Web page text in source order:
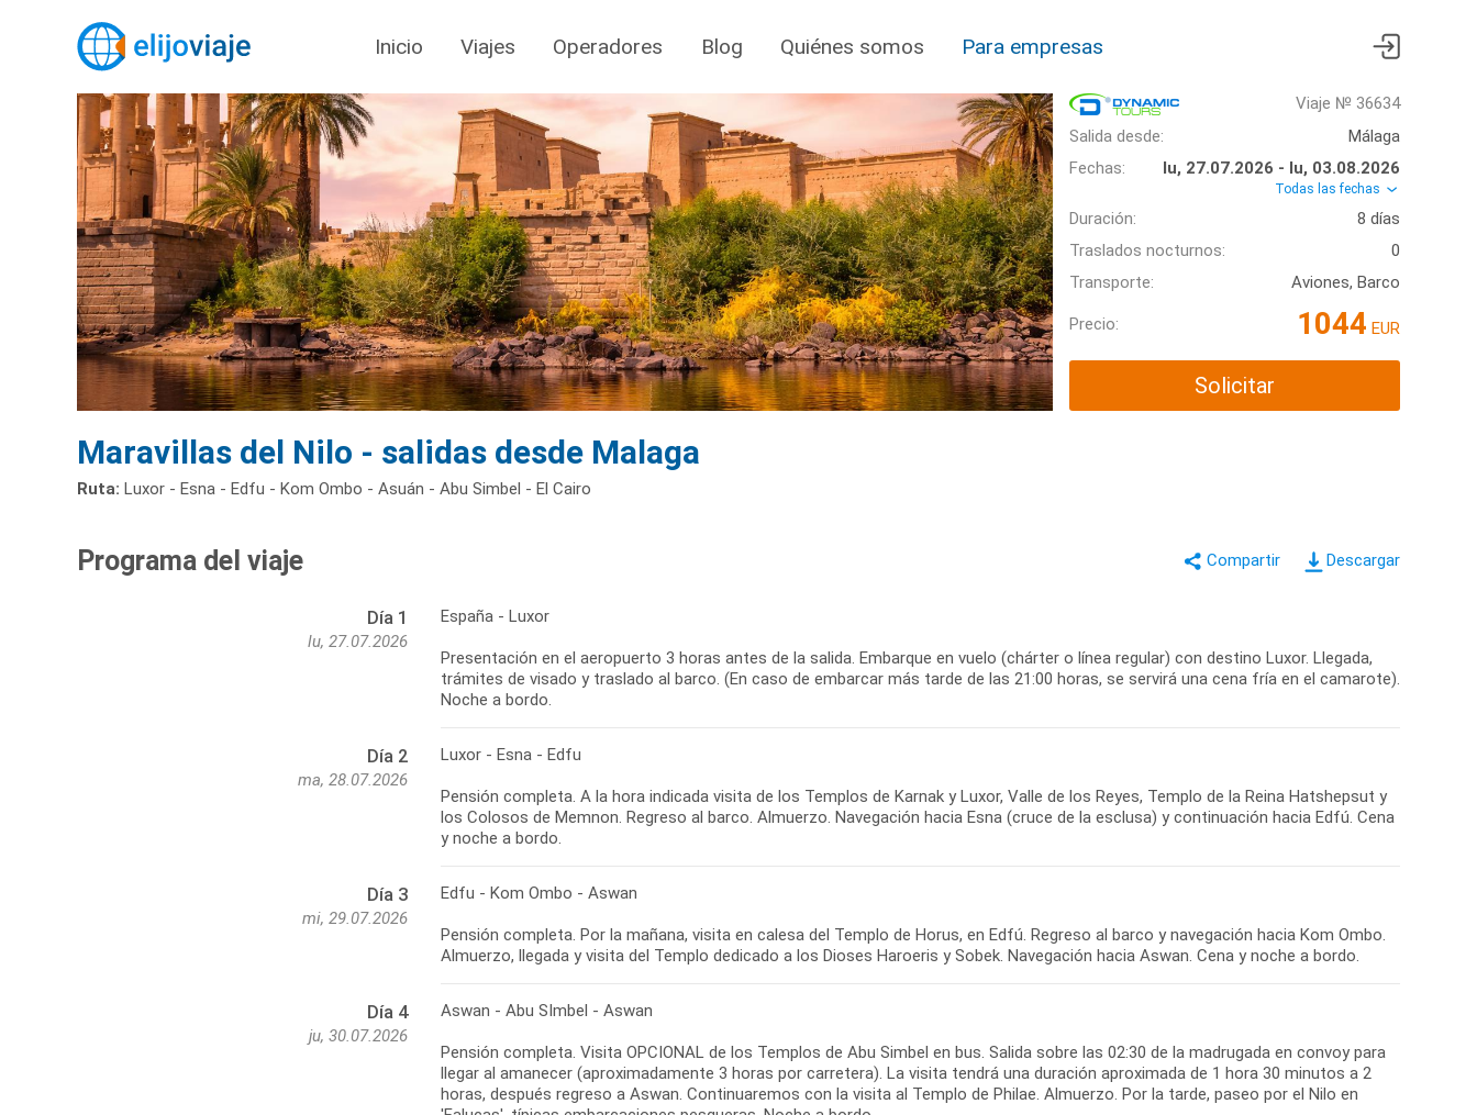
Inicio Viajes Operadores Blog Quiénes somos Para empresas
Viaje № 36634
Salida desde:
Málaga
Fechas:
lu, 27.07.2026 - lu, 03.08.2026
Todas las fechas
Duración:
8 días
Traslados nocturnos:
0
Transporte:
Aviones, Barco
Precio: 1044 EUR
Solicitar
Maravillas del Nilo - salidas desde Malaga
Ruta: Luxor - Esna - Edfu - Kom Ombo - Asuán - Abu Simbel - El Cairo
Descargar
Programa del viaje
Día 1
lu, 27.07.2026
España - Luxor
Presentación en el aeropuerto 3 horas antes de la salida. Embarque en vuelo (chárter o línea regular) con destino Luxor. Llegada,
trámites de visado y traslado al barco. (En caso de embarcar más tarde de las 21:00 horas, se servirá una cena fría en el camarote).
Noche a bordo.
Día 2
ma, 28.07.2026
Luxor - Esna - Edfu
Pensión completa. A la hora indicada visita de los Templos de Karnak y Luxor, Valle de los Reyes, Templo de la Reina Hatshepsut y
los Colosos de Memnon. Regreso al barco. Almuerzo. Navegación hacia Esna (cruce de la esclusa) y continuación hacia Edfú. Cena
y noche a bordo.
Día 3
mi, 29.07.2026
Edfu - Kom Ombo - Aswan
Pensión completa. Por la mañana, visita en calesa del Templo de Horus, en Edfú. Regreso al barco y navegación hacia Kom Ombo.
Almuerzo, llegada y visita del Templo dedicado a los Dioses Haroeris y Sobek. Navegación hacia Aswan. Cena y noche a bordo.
Día 4
ju, 30.07.2026
Aswan - Abu SImbel - Aswan
Pensión completa. Visita OPCIONAL de los Templos de Abu Simbel en bus. Salida sobre las 02:30 de la madrugada en convoy para
llegar al amanecer (aproximadamente 3 horas por carretera). La visita tendrá una duración aproximada de 1 hora 30 minutos a 2
horas, después regreso a Aswan. Continuaremos con la visita al Templo de Philae. Almuerzo. Por la tarde, paseo por el Nilo en